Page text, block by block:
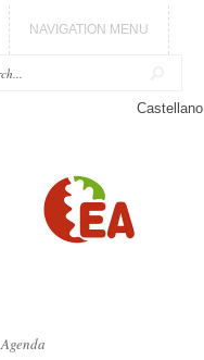
NAVIGATION MENU
Castellano
Agenda